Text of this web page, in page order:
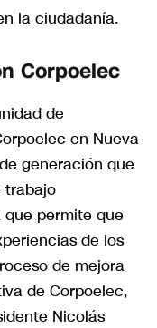
la ciudadanía.
Corpoelec
de
en Nueva
generación que
trabajo
permite que
de los
de mejora
de Corpoelec,
Nicolás